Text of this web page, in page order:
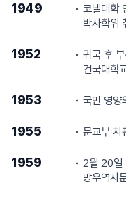
1949
코넬대학
박사학위
1952
귀국 후
건국대학
1953 국민 영양
1955 문교부 차
1959
2월 20일
망우역사